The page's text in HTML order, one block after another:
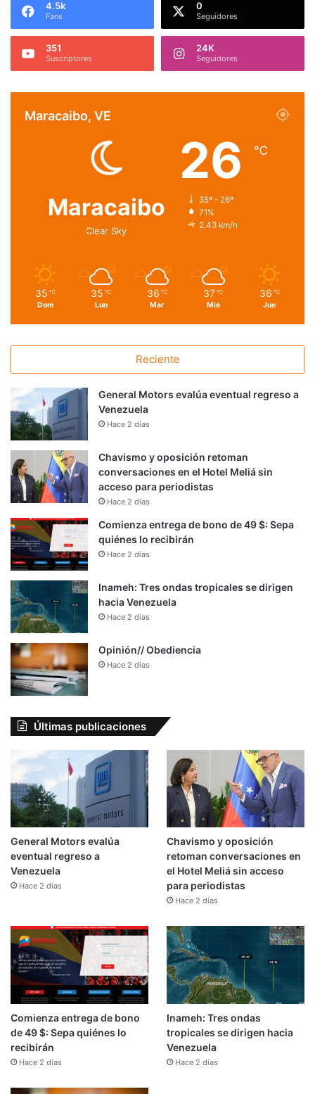
4.5k
Fans
0
Seguidores
351
Suscriptores
24K
Seguidores
Maracaibo, VE
Maracaibo
Clear Sky
26 ℃
35º - 26º
71%
2.43 km/h
35 ℃
Dom
35 ℃
Lun
36 ℃
Mar
37 ℃
Mié
36 ℃
Jue
Reciente
General Motors evalúa eventual regreso a
Venezuela
Hace 2 días
Chavismo y oposición retoman
conversaciones en el Hotel Meliá sin
acceso para periodistas
Hace 2 días
Comienza entrega de bono de 49 $: Sepa
quiénes lo recibirán
Hace 2 días
Inameh: Tres ondas tropicales se dirigen
hacia Venezuela
Hace 2 días
Opinión// Obediencia
Hace 2 días
Últimas publicaciones
General Motors evalúa
eventual regreso a
Venezuela
Hace 2 días
Chavismo y oposición
retoman conversaciones en
el Hotel Meliá sin acceso
para periodistas
Hace 2 días
Comienza entrega de bono
de 49 $: Sepa quiénes lo
recibirán
Hace 2 días
Inameh: Tres ondas
tropicales se dirigen hacia
Venezuela
Hace 2 días